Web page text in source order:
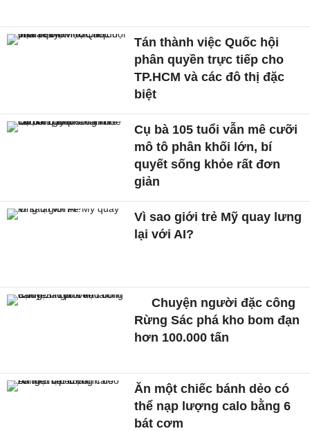
Tán thành việc Quốc hội
phân quyền trực tiếp cho
TP.HCM và các đô thị đặc
biệt
Cụ bà 105 tuổi vẫn mê cưỡi
mô tô phân khối lớn, bí
quyết sống khỏe rất đơn
giản
Vì sao giới trẻ Mỹ quay lưng
lại với AI?
Chuyện người đặc công
Rừng Sác phá kho bom đạn
hơn 100.000 tấn
Ăn một chiếc bánh dẻo có
thể nạp lượng calo bằng 6
bát cơm